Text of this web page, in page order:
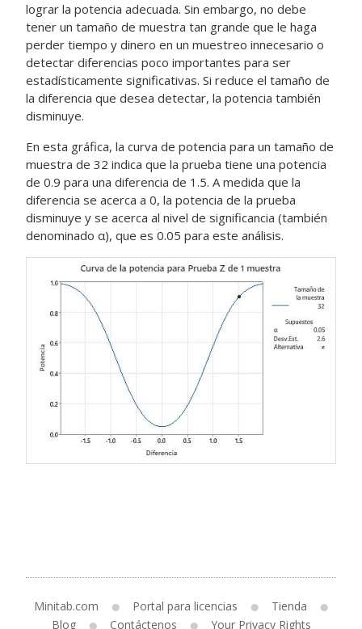
lograr la potencia adecuada. Sin embargo, no debe
tener un tamaño de muestra tan grande que le haga
perder tiempo y dinero en un muestreo innecesario o
detectar diferencias poco importantes para ser
estadísticamente significativas. Si reduce el tamaño de
la diferencia que desea detectar, la potencia también
disminuye.
En esta gráfica, la curva de potencia para un tamaño de
muestra de 32 indica que la prueba tiene una potencia
de 0.9 para una diferencia de 1.5. A medida que la
diferencia se acerca a 0, la potencia de la prueba
disminuye y se acerca al nivel de significancia (también
denominado α), que es 0.05 para este análisis.
Minitab.com Portal para licencias
Tienda
Blog
Contáctenos Your Privacy Rights